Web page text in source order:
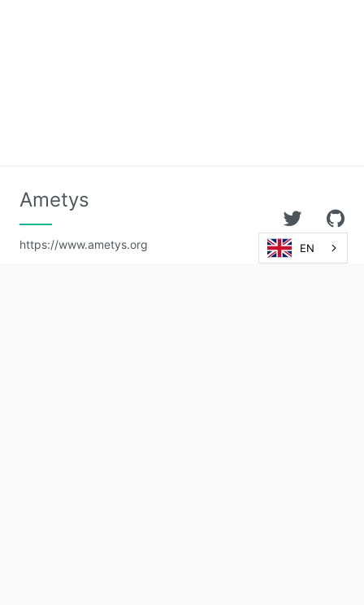
Ametys
https://www.ametys.org EN